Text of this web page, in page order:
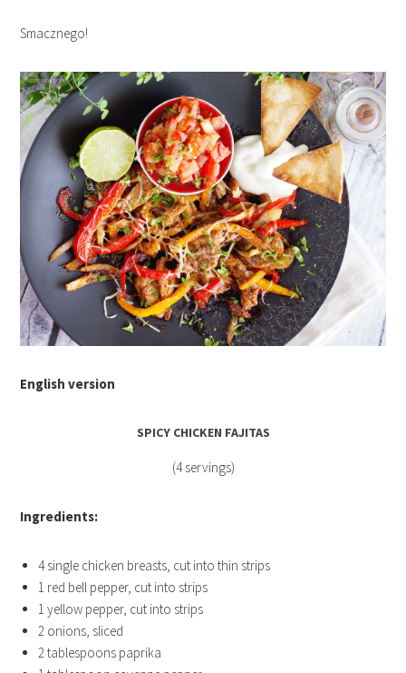
Smacznego!
English version
SPICY CHICKEN FAJITAS
(4 servings)
Ingredients:
4 single chicken breasts, cut into thin strips
1 red bell pepper, cut into strips
1 yellow pepper, cut into strips
2 onions, sliced
2 tablespoons paprika